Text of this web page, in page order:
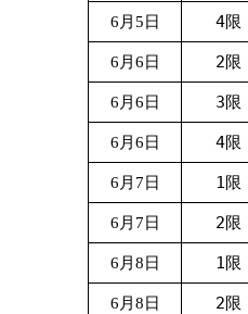
6月5日 4限
6月6日 2限
6月6日 3限
6月6日 4限
6月7日 1限
6月7日 2限
6月8日 1限
6月8日 2限